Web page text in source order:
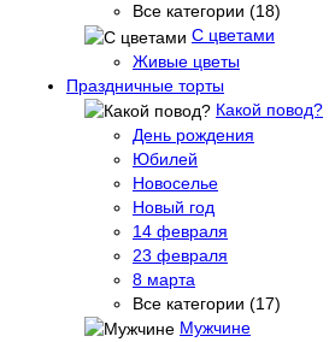
Все категории (18)
С цветами
Живые цветы
Праздничные торты
Какой повод?
День рождения
Юбилей
Новоселье
Новый год
14 февраля
23 февраля
8 марта
Все категории (17)
Мужчине